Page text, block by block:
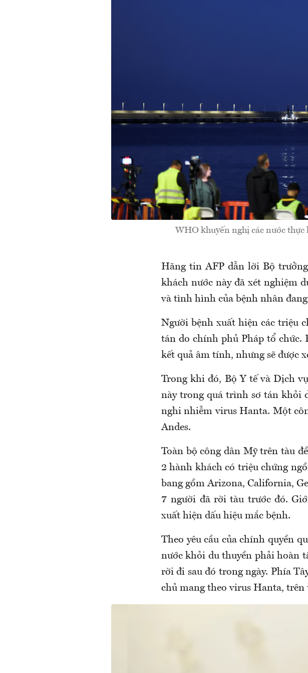
WHO khuyến nghị các nước thực
Hãng tin AFP dẫn lời Bộ
khách nước này đã xét nghiệm
và tình hình của bệnh nhân
Người bệnh xuất hiện các triệu
tán do chính phủ Pháp tổ chức.
kết quả âm tính, nhưng sẽ được
Trong khi đó, Bộ Y tế và Dịch
này trong quá trình sơ tán khỏi
nghi nhiễm virus Hanta. Một
Andes.
Toàn bộ công dân Mỹ trên tàu
2 hành khách có triệu chứng
bang gồm Arizona, California,
7 người đã rời tàu trước đó.
xuất hiện dấu hiệu mắc bệnh.
Theo yêu cầu của chính quyền
nước khỏi du thuyền phải hoàn
rời đi sau đó trong ngày. Phía
chủ mang theo virus Hanta, trên